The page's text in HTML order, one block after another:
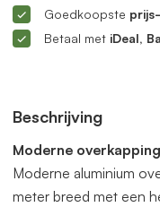
Beschrijving
Moderne
Moderne aluminium
meter breed met een
Goedkoopste
Betaal met iDeal,